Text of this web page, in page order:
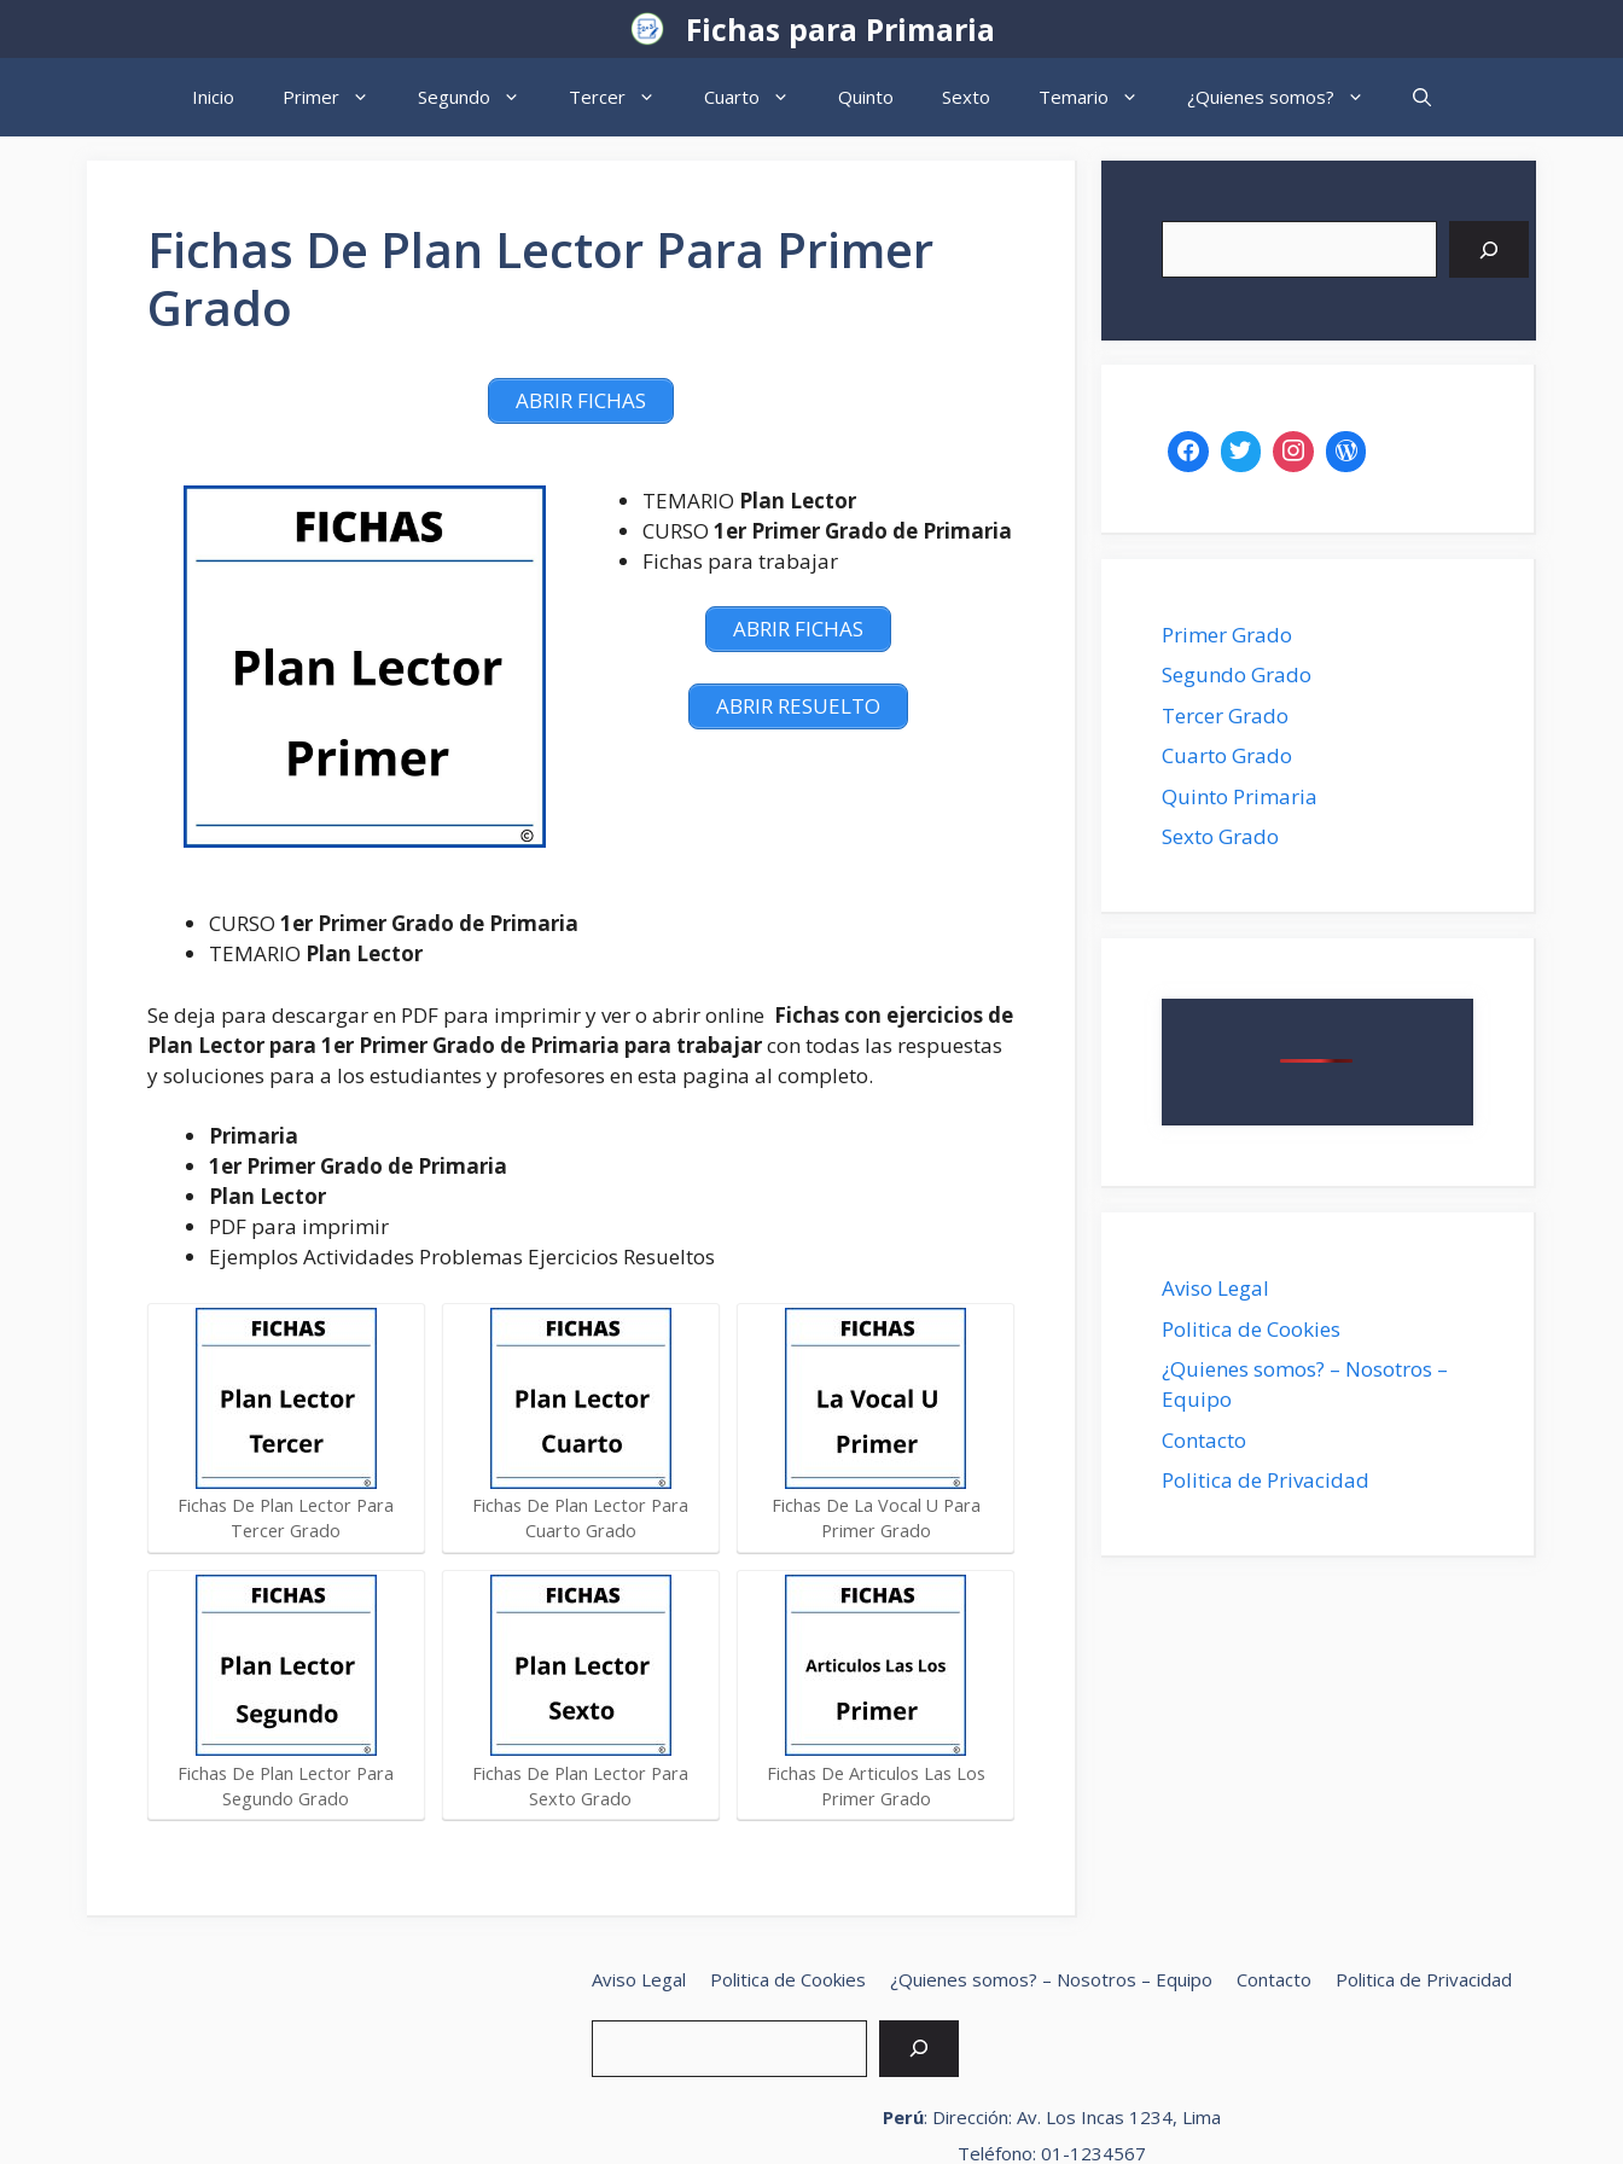
Fichas para Primaria
Inicio Primer Segundo Tercer Cuarto Quinto Sexto Temario ¿Quienes somos?
Fichas De Plan Lector Para Primer
Grado
ABRIR FICHAS
TEMARIO Plan Lector
CURSO 1er Primer Grado de Primaria
Fichas para trabajar
ABRIR FICHAS
ABRIR RESUELTO
CURSO 1er Primer Grado de Primaria
TEMARIO Plan Lector
Se deja para descargar en PDF para imprimir y ver o abrir online Fichas con ejercicios de
Plan Lector para 1er Primer Grado de Primaria para trabajarcon todas las respuestas
y soluciones para a los estudiantes y profesores en esta pagina al completo.
Primaria
1er Primer Grado de Primaria
Plan Lector
PDF para imprimir
Ejemplos Actividades Problemas Ejercicios Resueltos
Fichas De Plan Lector Para
Tercer Grado
Fichas De Plan Lector Para
Segundo Grado
Fichas De Plan Lector Para
Cuarto Grado
Fichas De Plan Lector Para
Sexto Grado
Fichas De La Vocal U Para
Primer Grado
Fichas De Articulos Las Los
Primer Grado
Primer Grado
Segundo Grado
Tercer Grado
Cuarto Grado
Quinto Primaria
Sexto Grado
Aviso Legal
Politica de Cookies
¿Quienes somos? – Nosotros –
Equipo
Contacto
Politica de Privacidad
Aviso Legal Politica de Cookies ¿Quienes somos? – Nosotros – Equipo Contacto Politica de Privacidad
Perú: Dirección: Av. Los Incas 1234, Lima
Teléfono: 01-1234567